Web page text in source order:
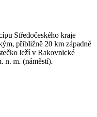
Středočeského kraje
přibližně 20 km západně
leží v Rakovnické
n. m. (náměstí).